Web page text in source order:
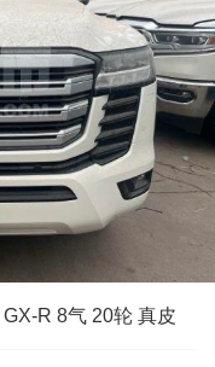
R 8气 20轮 真皮